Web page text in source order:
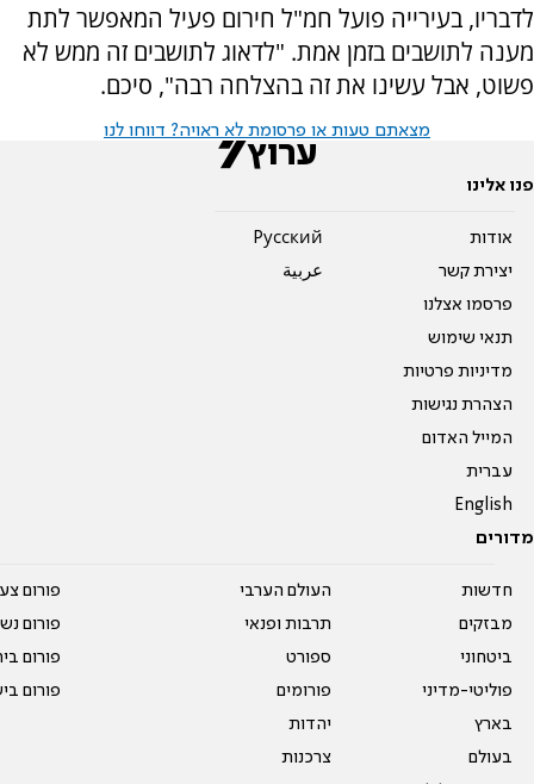
לדבריו, בעירייה פועל חמ"ל חירום פעיל המאפשר לתת
מענה לתושבים בזמן אמת. "לדאוג לתושבים זה ממש לא
פשוט, אבל עשינו את זה בהצלחה רבה", סיכם.
מצאתם טעות או פרסומת לא ראויה? דווחו לנו
פנו אלינו
אודות
יצירת קשר
פרסמו אצלנו
תנאי שימוש
מדיניות פרטיות
הצהרת נגישות
המייל האדום
עברית
English
Pусский
عربية
מדורים
חדשות
מבזקים
ביטחוני
פוליטי-מדיני
בארץ
בעולם
העולם הערבי
תרבות ופנאי
ספורט
פורומים
יהדות
צרכנות
פורום
פורום
פורום
פורום